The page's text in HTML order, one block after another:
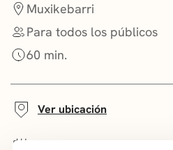
Muxikebarri
Para todos los públicos
60 min.
Ver ubicación